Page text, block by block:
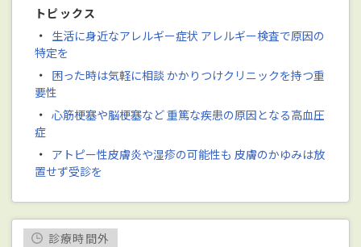
トピックス
・ 生活に身近なアレルギー症状 アレルギー検査で原因の
特定を
・ 困った時は気軽に相談 かかりつけクリニックを持つ重
要性
・ 心筋梗塞や脳梗塞など 重篤な疾患の原因となる高血圧
症
・ アトピー性皮膚炎や湿疹の可能性も 皮膚のかゆみは放
置せず受診を
診療時間外